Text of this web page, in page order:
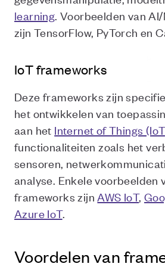
learning. Voorbeelden van
zijn TensorFlow, PyTorch en
IoT frameworks
Deze frameworks zijn
het ontwikkelen van
aan het Internet of Things
functionaliteiten zoals het
sensoren,
analyse. Enkele voorbeelden
frameworks zijnAWS IoT,
Azure IoT.
Voordelen van